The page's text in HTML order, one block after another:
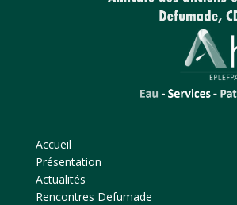
Accueil
Présentation
Actualités
Rencontres Defumade